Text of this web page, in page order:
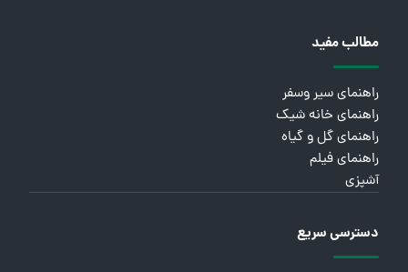
مطالب مفید
راهنمای سیر وسفر
راهنمای خانه شیک
راهنمای گل و گیاه
راهنمای فیلم
آشپزی
دسترسی سریع